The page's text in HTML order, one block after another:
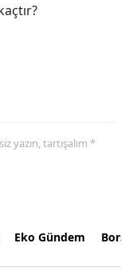
yazın, tartışalım *
Eko Gündem